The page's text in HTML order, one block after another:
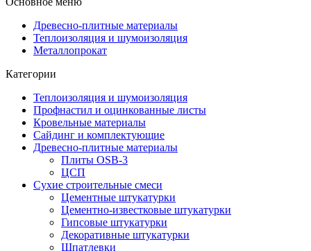
Древесно-плитные материалы
Теплоизоляция и шумоизоляция
Металлопрокат
Категории
Теплоизоляция и шумоизоляция
Профнастил и оцинкованные листы
Кровельные материалы
Сайдинг и комплектующие
Древесно-плитные материалы
Плиты OSB-3
ЦСП
Сухие строительные смеси
Цементные штукатурки
Цементно-известковые штукатурки
Гипсовые штукатурки
Декоративные штукатурки
Шпатлевки